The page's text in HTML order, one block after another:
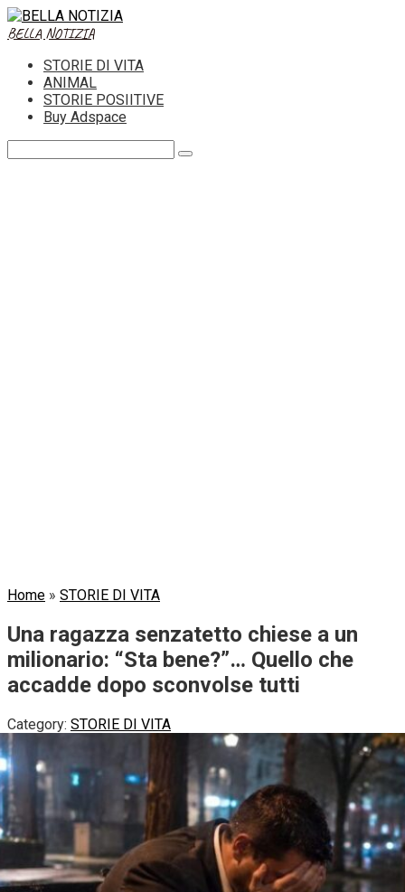
Skip
to
BELLA NOTIZIA
STORIE DI VITA
ANIMAL
STORIE POSIITIVE
Buy Adspace
Home » STORIE DI VITA
Una ragazza senzatetto chiese a un
milionario: “Sta bene?”… Quello che
accadde dopo sconvolse tutti
Category: STORIE DI VITA